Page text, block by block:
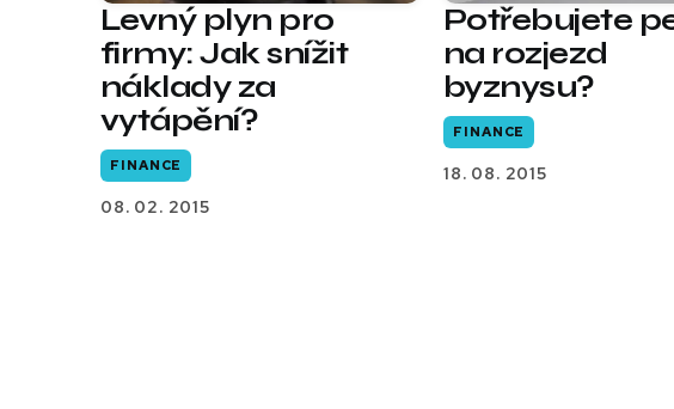
Levný plyn pro
firmy: Jak snížit
náklady za
vytápění?
FINANCE
08. 02. 2015
Potřebujete
na rozjezd
byznysu?
FINANCE
18. 08. 2015